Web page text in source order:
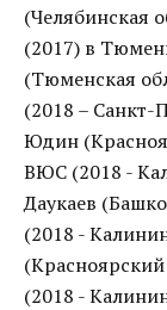
(Челябинская
(2017) в
(Тюменская
(2018 – Санкт-
Юдин
ВЮС (2018 -
Даукаев
(2018 -
(2018 -